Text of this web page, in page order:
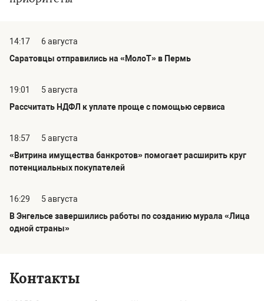
14:17
6 августа
Саратовцы отправились на «МолоТ» в Пермь
19:01
5 августа
Рассчитать НДФЛ к уплате проще с помощью сервиса
18:57
5 августа
«Витрина имущества банкротов» помогает расширить круг
потенциальных покупателей
16:29
5 августа
В Энгельсе завершились работы по созданию мурала «Лица
одной страны»
Контакты